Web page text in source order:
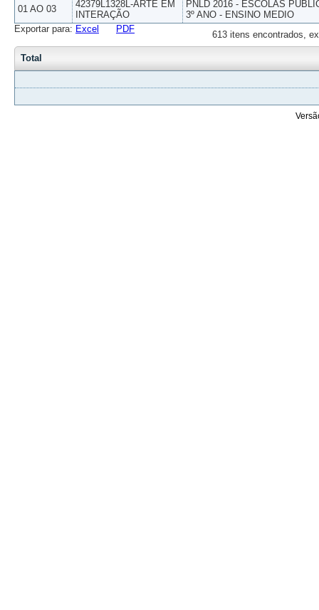
01 AO 03
42379L1328L-ARTE EM
INTERAÇÃO
PNLD 2016 - ESCOLAS
3º ANO - ENSINO MEDIO
613 itens encontrados,
Exportar para: Excel PDF
Total